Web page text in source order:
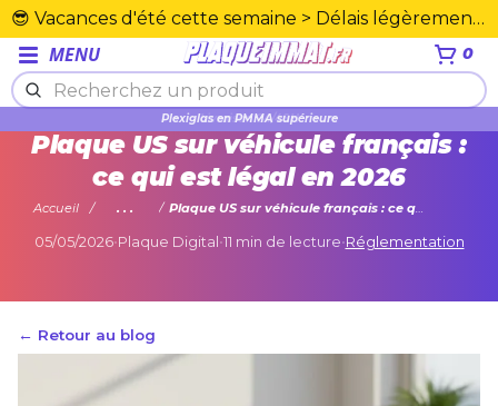
😎 Vacances d'été cette semaine > Délais légèrement rallongés. Merci☀️
MENU 0
Plexiglas en PMMA supérieure
Plaque US sur véhicule français :
ce qui est légal en 2026
Accueil ... Plaque US sur véhicule français : ce qui est légal en 2026
05/05/2026•Plaque Digital •11 min de lecture•Réglementation
← Retour au blog